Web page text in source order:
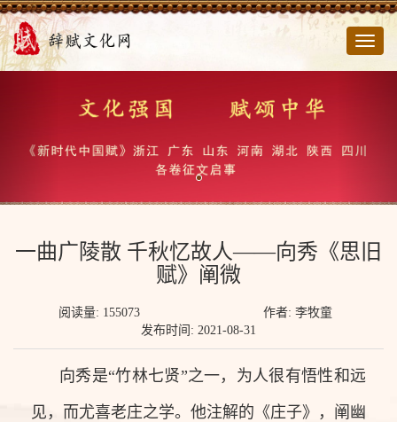
切
一曲广陵散 千秋忆故人——向秀《思旧
赋》阐微
阅读量: 155073
作者: 李牧童
发布时间: 2021-08-31
向秀是“竹林七贤”之一，为人很有悟性和远
见，而尤喜老庄之学。他注解的《庄子》，阐幽